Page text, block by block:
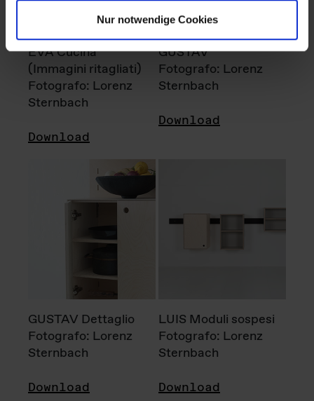
Nur notwendige Cookies
EVA Cucina
(Immagini ritagliati)
Fotografo: Lorenz
Sternbach
Download
GUSTAV
Fotografo: Lorenz
Sternbach
Download
GUSTAV Dettaglio
Fotografo: Lorenz
Sternbach
Download
LUIS Moduli sospesi
Fotografo: Lorenz
Sternbach
Download